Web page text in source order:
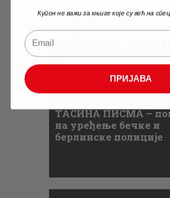
Related Posts
ТАСИНА ПИСМА –
на уређење бечке и
берлинске полиције
Купон не важи за књиге које су већ на
ПРИЈАВА